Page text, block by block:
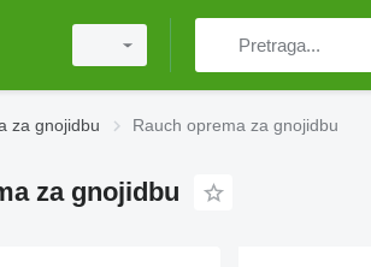
za gnojidbu Rauch oprema za gnojidbu
za gnojidbu